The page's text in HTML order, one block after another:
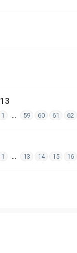
1 … 59 60 61 62
1 … 13 14 15 16